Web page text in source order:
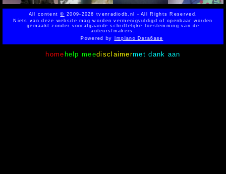
All content© 2009-2026 tvenradiodb.nl - All Rights Reserved.
Niets van deze website mag worden vermenigvuldigd of openbaar worden
gemaakt zonder voorafgaande schriftelijke toestemming van de
auteurs/makers.
Powered byImplano Data6ase
home help meedisclaimermet dank aan